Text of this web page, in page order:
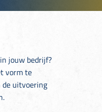
jouw bedrijf?
vorm te
de uitvoering